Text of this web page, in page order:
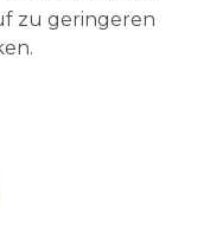
zu geringeren